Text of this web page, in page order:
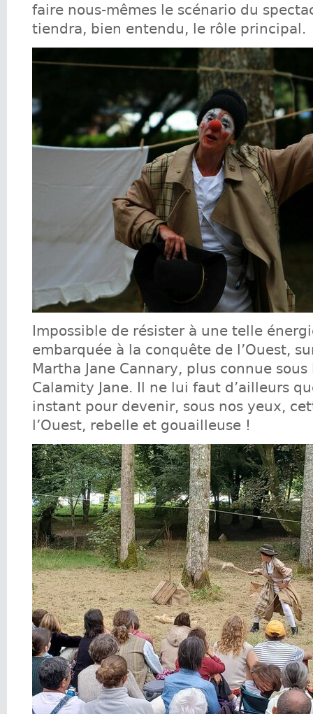
faire nous-mêmes le scénario du
tiendra, bien entendu, le rôle principal.
Impossible de résister à une telle
embarquée à la conquête de l’Ouest,
Martha Jane Cannary, plus connue
Calamity Jane. Il ne lui faut d’ailleurs
instant pour devenir, sous nos yeux,
l’Ouest, rebelle et gouailleuse !